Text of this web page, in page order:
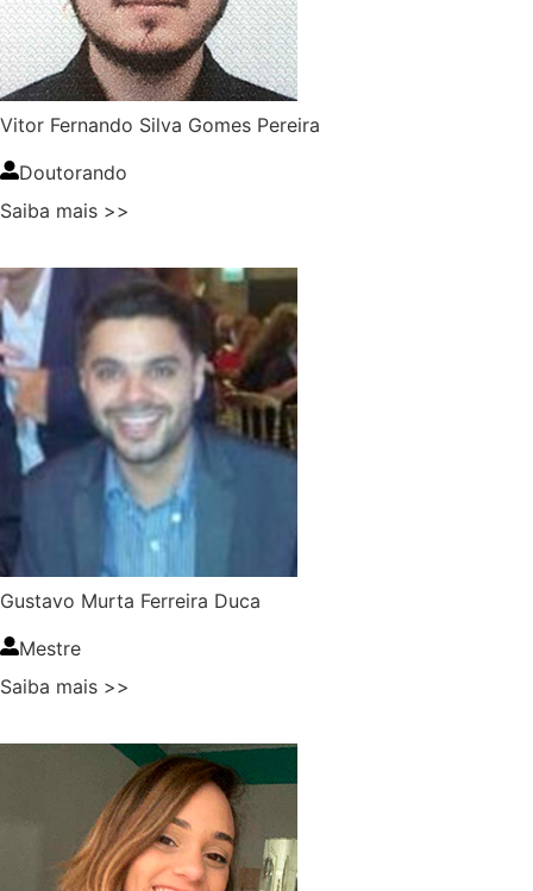
Vitor Fernando Silva Gomes Pereira
Doutorando
Saiba mais >>
Gustavo Murta Ferreira Duca
Mestre
Saiba mais >>